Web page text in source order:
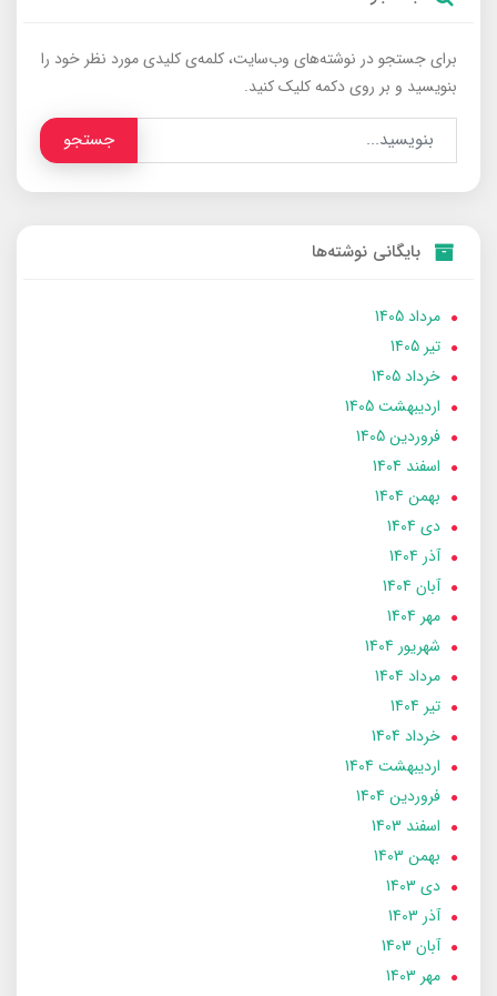
برای جستجو در نوشته‌های وب‌سایت، کلمه‌ی کلیدی مورد نظر خود را
بنویسید و بر روی دکمه کلیک کنید.
جستجو
بایگانی نوشته‌ها
مرداد 1405
تير 1405
خرداد 1405
ارديبهشت 1405
فروردین 1405
اسفند 1404
بهمن 1404
دی 1404
آذر 1404
آبان 1404
مهر 1404
شهریور 1404
مرداد 1404
تير 1404
خرداد 1404
ارديبهشت 1404
فروردین 1404
اسفند 1403
بهمن 1403
دی 1403
آذر 1403
آبان 1403
مهر 1403